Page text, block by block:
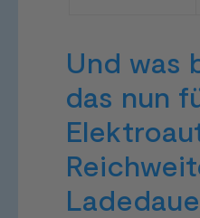
Und was
das nun